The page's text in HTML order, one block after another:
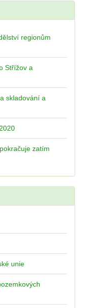
regionům
Střížov a
skladování a
zatím
unie